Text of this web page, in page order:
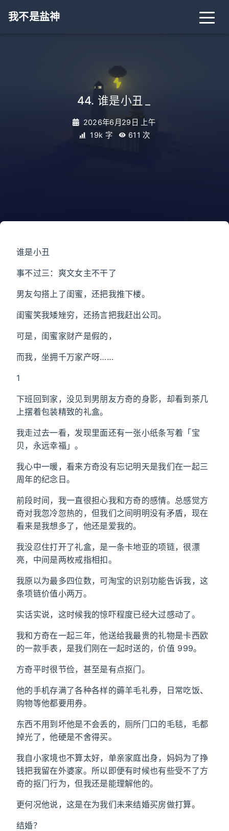
我不是盐神
44. 谁是小丑
2026年6月29日 上午
19k 字
611 次
谁是小丑
事不过三：爽文女主不干了
男友勾搭上了闺蜜，还把我推下楼。
闺蜜笑我矮矬穷，还扬言把我赶出公司。
可是，闺蜜家财产是假的，
而我，坐拥千万家产呀……
1
下班回到家，没见到男朋友方奇的身影，却看到茶几
上摆着包装精致的礼盒。
我走过去一看，发现里面还有一张小纸条写着「宝
贝，永远幸福」。
我心中一暖，看来方奇没有忘记明天是我们在一起三
周年的纪念日。
前段时间，我一直很担心我和方奇的感情。总感觉方
奇对我忽冷忽热的，但我们之间明明没有矛盾，现在
看来是我想多了，他还是爱我的。
我没忍住打开了礼盒，是一条卡地亚的项链，很漂
亮，中间是两枚戒指相扣。
我原以为最多四位数，可淘宝的识别功能告诉我，这
条项链价值小两万。
实话实说，这时候我的惊吓程度已经大过感动了。
我和方奇在一起三年，他送给我最贵的礼物是卡西欧
的一款手表，是我们刚在一起时送的，价值 999。
方奇平时很节俭，甚至是有点抠门。
他的手机存满了各种各样的薅羊毛礼券，日常吃饭、
购物等他都要用券。
东西不用到坏他是不会丢的，厕所门口的毛毯，毛都
掉光了，他硬是不舍得买。
我自小家境也不算太好，单亲家庭出身，妈妈为了挣
钱把我留在外婆家。所以即便有时候也有些受不了方
奇的抠门行为，但我还是能理解他的。
更何况他说，这是在为我们未来结婚买房做打算。
结婚？